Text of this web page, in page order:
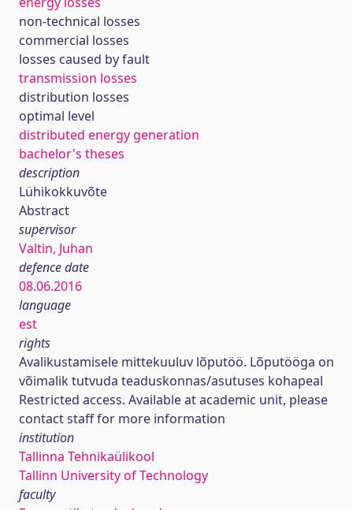
non-technical losses
commercial losses
losses caused by fault
transmission losses
distribution losses
optimal level
distributed energy generation
bachelor's theses
description
Lühikokkuvõte
Abstract
supervisor
Valtin, Juhan
defence date
08.06.2016
language
est
rights
Avalikustamisele mittekuuluv lõputöö. Lõputööga on
võimalik tutvuda teaduskonnas/asutuses kohapeal
Restricted access. Available at academic unit, please
contact staff for more information
institution
Tallinna Tehnikaülikool
Tallinn University of Technology
faculty